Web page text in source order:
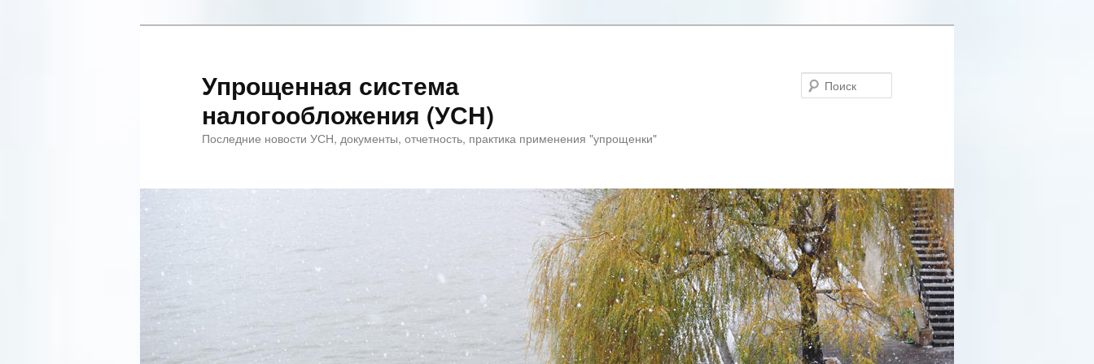
Упрощенная система
налогообложения (УСН)
Последние новости УСН, документы, отчетность, практика применения "упрощенки"